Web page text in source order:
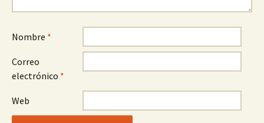
Nombre *
Correo
electrónico *
Web